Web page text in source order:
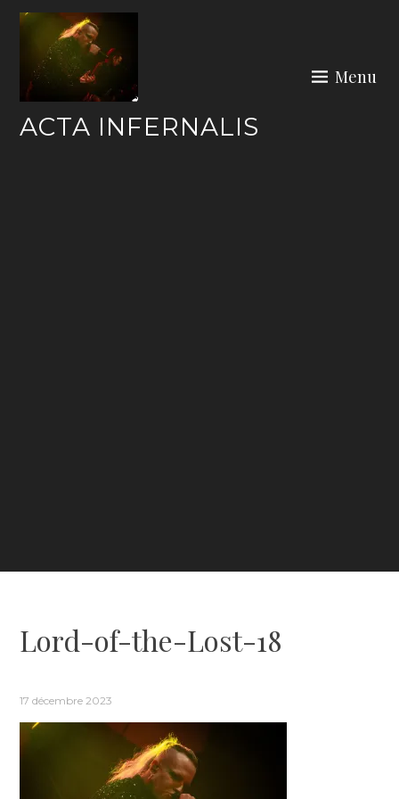
Skip
content
ACTA INFERNALIS
Menu
Lord-of-the-Lost-18
17 décembre 2023